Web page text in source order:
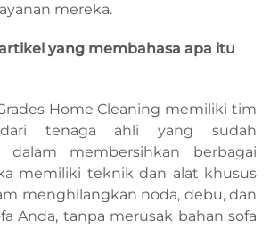
mereka.
yang membahasa apa itu
Home Cleaning memiliki tim
tenaga ahli yang sudah
dalam membersihkan berbagai
memiliki teknik dan alat khusus
menghilangkan noda, debu, dan
Anda, tanpa merusak bahan sofa